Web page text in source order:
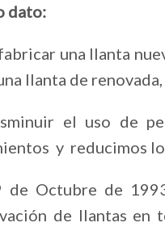
dato:
una llanta
llanta de
el uso de
y reducimos
de Octubre de
de llantas en